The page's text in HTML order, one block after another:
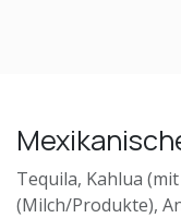
Tequila, Kahlua
(Milch/Produkte),